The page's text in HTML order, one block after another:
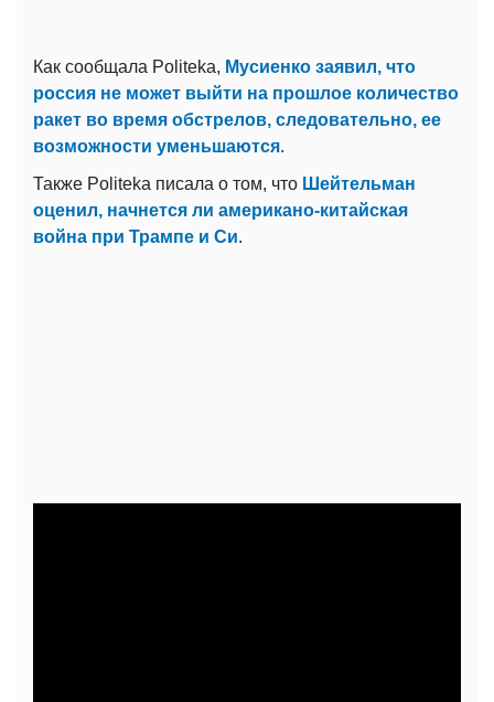
Как сообщала Politeka, Мусиенко заявил, что
россия не может выйти на прошлое количество
ракет во время обстрелов, следовательно, ее
возможности уменьшаются.
Также Politeka писала о том, что Шейтельман
оценил, начнется ли американо-китайская
война при Трампе и Си.